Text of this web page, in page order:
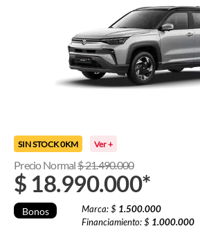
SIN STOCK 0KM Ver +
Precio Normal$21.490.000
$ 18.990.000*
Bonos Marca: $ 1.500.000
Financiamiento: $ 1.000.000